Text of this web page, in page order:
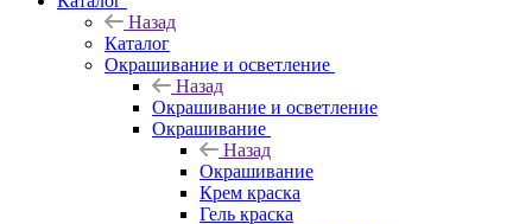
Назад
Каталог
Окрашивание и осветление
Назад
Окрашивание и осветление
Окрашивание
Назад
Окрашивание
Крем краска
Гель краска